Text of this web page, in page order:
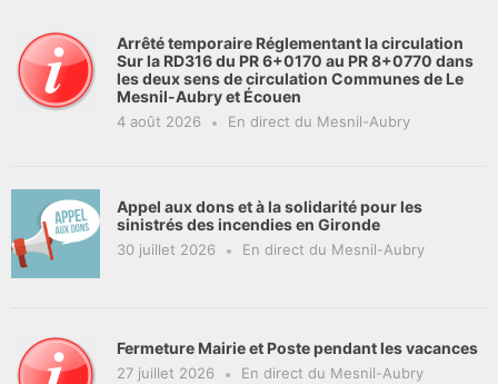
Arrêté temporaire Réglementant la circulation
Sur la RD316 du PR 6+0170 au PR 8+0770 dans
les deux sens de circulation Communes de Le
Mesnil-Aubry et Écouen
4 août 2026 En direct du Mesnil-Aubry
Appel aux dons et à la solidarité pour les
sinistrés des incendies en Gironde
30 juillet 2026 En direct du Mesnil-Aubry
Fermeture Mairie et Poste pendant les vacances
27 juillet 2026 En direct du Mesnil-Aubry